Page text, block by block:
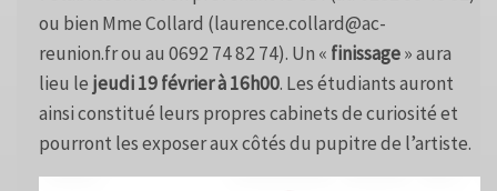
ou bien Mme Collard (laurence.collard@ac-
reunion.frou au 0692 74 82 74). Un « finissage» aura
lieu le jeudi 19 février à 16h00. Les étudiants auront
ainsi constitué leurs propres cabinets de curiosité et
pourront les exposer aux côtés du pupitre de l’artiste.